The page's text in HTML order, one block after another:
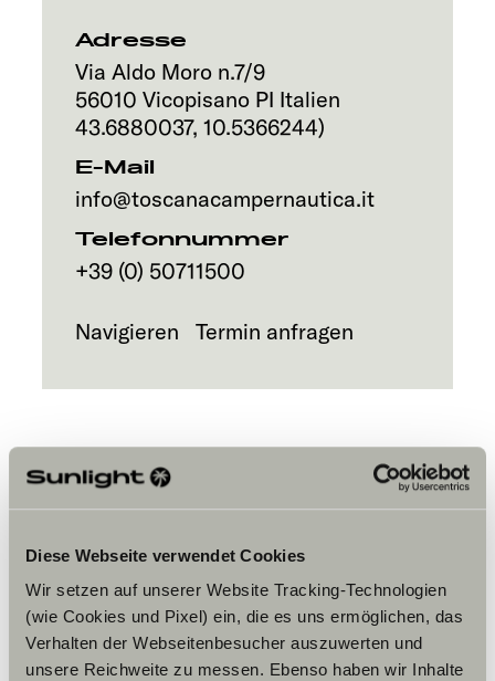
Diese Webseite verwendet Cookies
Wir setzen auf unserer Website Tracking-Technologien
(wie Cookies und Pixel) ein, die es uns ermöglichen, das
Verhalten der Webseitenbesucher auszuwerten und
unsere Reichweite zu messen. Ebenso haben wir Inhalte
Adresse
Via Aldo Moro n.7/9
56010 Vicopisano PI Italien
43.6880037, 10.5366244)
E-Mail
info@toscanacampernautica.it
Telefonnummer
+39 (0) 50711500
Navigieren Termin anfragen
Bitte akzeptiere die Marketing-
Cookies, um die Inhalte zu sehen.
Cookie-Einstellungen